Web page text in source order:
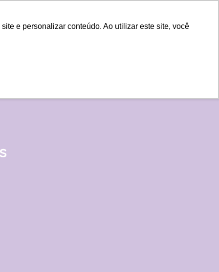
e personalizar conteúdo. Ao utilizar este site, você